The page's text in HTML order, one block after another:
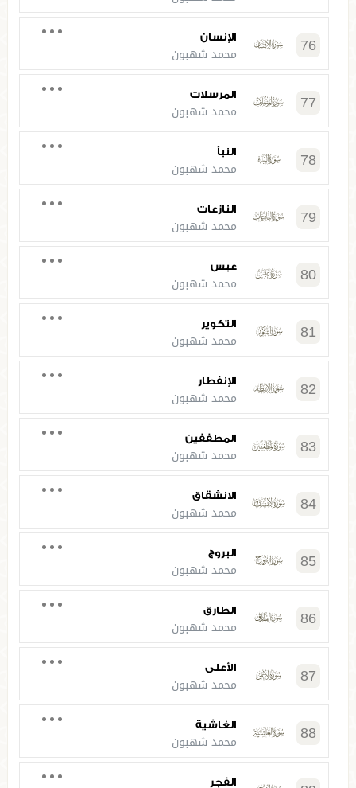
76 الإنسان
محمد شهبون
77 المرسلات
محمد شهبون
78 النبأ
محمد شهبون
79 النازعات
محمد شهبون
80 عبس
محمد شهبون
81 التكوير
محمد شهبون
82 الإنفطار
محمد شهبون
83 المطففين
محمد شهبون
84 الانشقاق
محمد شهبون
85 البروج
محمد شهبون
86 الطارق
محمد شهبون
87 الأعلى
محمد شهبون
88 الغاشية
محمد شهبون
الفجر